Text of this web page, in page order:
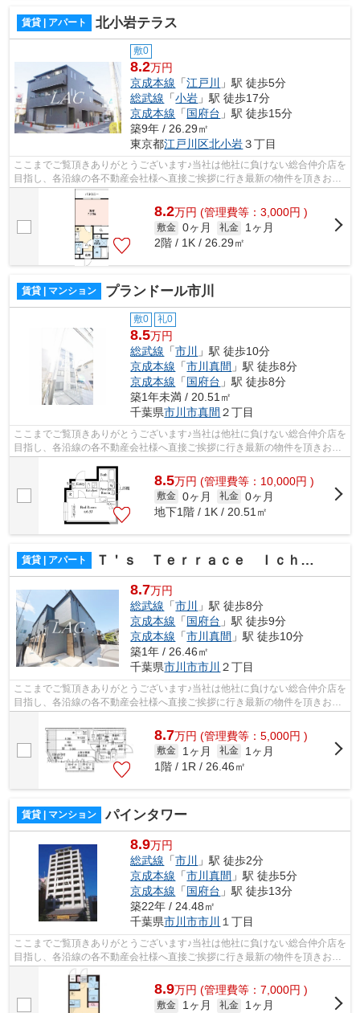
賃貸 | アパート 北小岩テラス
敷0
8.2万円
京成本線 「江戸川 」駅 徒歩5分
総武線 「小岩 」駅 徒歩17分
京成本線 「国府台 」駅 徒歩15分
築9年 / 26.29㎡
東京都江戸川区北小岩３丁目
ここまでご覧頂きありがとうございます♪当社は他社に負けない総合仲介店を
目指し、各沿線の各不動産会社様へ直接ご挨拶に行き最新の物件を頂きお客
様へ提供しております！最新の情報は...
8.2万円 (管理費等：3,000円 )
敷金 0ヶ月 礼金
1ヶ月
2階 / 1K / 26.29㎡
賃貸 | マンション プランドール市川
敷0 礼0
8.5万円
総武線 「市川
」駅 徒歩10分
京成本線 「市川真間 」駅 徒歩8分
京成本線 「国府台 」駅 徒歩8分
築1年未満 / 20.51㎡
千葉県市川市真間 ２丁目
ここまでご覧頂きありがとうございます♪当社は他社に負けない総合仲介店を
目指し、各沿線の各不動産会社様へ直接ご挨拶に行き最新の物件を頂きお客
8.5万円 (管理費等：10,000円 )
敷金 0ヶ月 礼金 0ヶ月
地下1階 / 1K / 20.51㎡
賃貸 | アパート Ｔ＇ｓ Ｔｅｒｒａｃｅ Ｉｃｈｉｋａｗａ
8.7万円
総武線 「市川
」駅 徒歩8分
京成本線 「国府台 」駅 徒歩9分
京成本線 「市川真間 」駅 徒歩10分
築1年 / 26.46㎡
千葉県市川市市川 ２丁目
ここまでご覧頂きありがとうございます♪当社は他社に負けない総合仲介店を
目指し、各沿線の各不動産会社様へ直接ご挨拶に行き最新の物件を頂きお客
8.7万円 (管理費等：5,000円 )
敷金 1ヶ月 礼金
1ヶ月
1階 / 1R / 26.46㎡
賃貸 | マンション パインタワー
8.9万円
総武線 「市川
」駅 徒歩2分
京成本線 「市川真間 」駅 徒歩5分
京成本線 「国府台 」駅 徒歩13分
築22年 / 24.48㎡
千葉県市川市市川 １丁目
ここまでご覧頂きありがとうございます♪当社は他社に負けない総合仲介店を
目指し、各沿線の各不動産会社様へ直接ご挨拶に行き最新の物件を頂きお客
様へ提供しております！最新の情報は...
8.9万円 (管理費等：7,000円 )
敷金 1ヶ月 礼金
1ヶ月